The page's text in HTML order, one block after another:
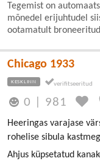
Tegemist on
mõnedel erijuhtudel
ootamatult
Chicago 1933
KESKLINN
0 981
Heeringas varajase
rohelise sibula
Ahjus küpsetatud